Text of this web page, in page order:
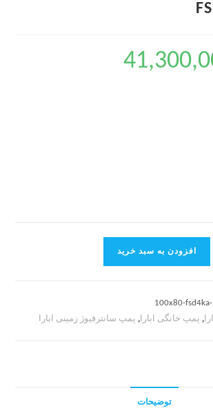
افزودن به سبد خرید
100x80-
, پمپ خانگی ابارا, پمپ سانترفیوژ زمینی ابارا
توضیحات